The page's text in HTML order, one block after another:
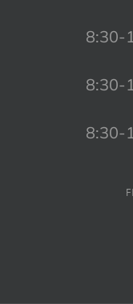
8:30-
8:30-
8:30-